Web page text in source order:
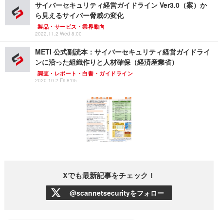
サイバーセキュリティ経営ガイドライン Ver3.0（案）か
ら見えるサイバー脅威の変化
製品・サービス・業界動向
2022.11.2 Wed 8:00
METI 公式副読本：サイバーセキュリティ経営ガイドライ
ンに沿った組織作りと人材確保（経済産業省）
調査・レポート・白書・ガイドライン
2020.10.2 Fri 8:05
Xでも最新記事をチェック！
@scannetsecurityをフォロー